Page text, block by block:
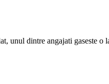
unul dintre angajati gaseste o